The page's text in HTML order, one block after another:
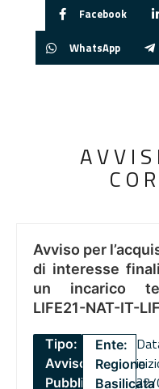
Facebook
WhatsApp
Avviso per
di interesse
un incarico
LIFE21-NAT-IT-
Tipo:
Avviso
Pubblico
Ente:
Regione
Basilicata